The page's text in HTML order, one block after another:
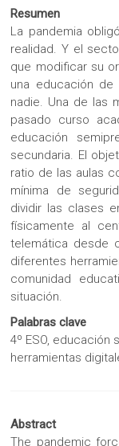
Resumen
La pandemia
realidad. Y el
que modificar su
una educación
nadie. Una de las
pasado curso
educación
secundaria. El
ratio de las aulas
mínima de
dividir las clases
físicamente al
telemática desde
diferentes
comunidad
situación.
Palabras clave
4º ESO, educación
herramientas
Abstract
The pandemic